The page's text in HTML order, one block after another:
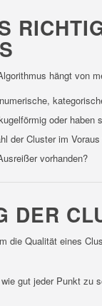
hängt von
oder haben
der Cluster im
vorhanden?
DER
die Qualität eines
gut jeder Punkt zu